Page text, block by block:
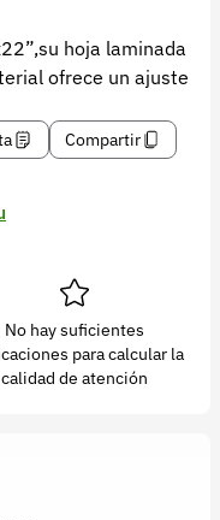
hoja laminada
ofrece un ajuste
Compartir
No hay suficientes
para calcular la
calidad de atención